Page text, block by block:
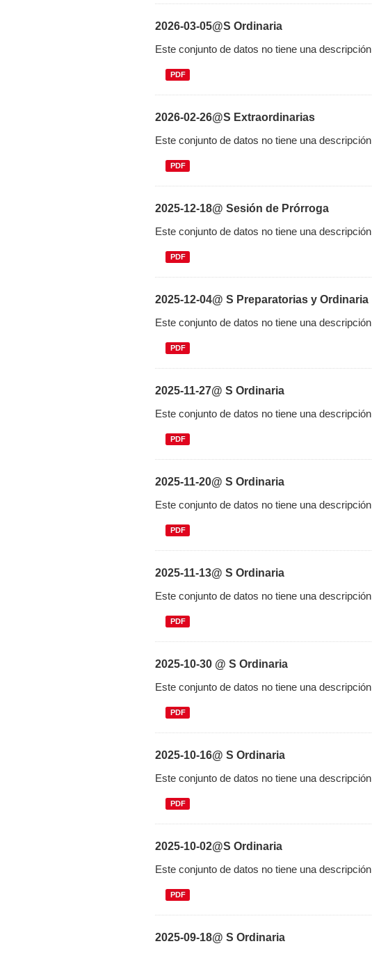
2026-03-05@S Ordinaria
Este conjunto de datos no tiene una descripción
PDF
2026-02-26@S Extraordinarias
Este conjunto de datos no tiene una descripción
PDF
2025-12-18@ Sesión de Prórroga
Este conjunto de datos no tiene una descripción
PDF
2025-12-04@ S Preparatorias y Ordinaria
Este conjunto de datos no tiene una descripción
PDF
2025-11-27@ S Ordinaria
Este conjunto de datos no tiene una descripción
PDF
2025-11-20@ S Ordinaria
Este conjunto de datos no tiene una descripción
PDF
2025-11-13@ S Ordinaria
Este conjunto de datos no tiene una descripción
PDF
2025-10-30 @ S Ordinaria
Este conjunto de datos no tiene una descripción
PDF
2025-10-16@ S Ordinaria
Este conjunto de datos no tiene una descripción
PDF
2025-10-02@S Ordinaria
Este conjunto de datos no tiene una descripción
PDF
2025-09-18@ S Ordinaria